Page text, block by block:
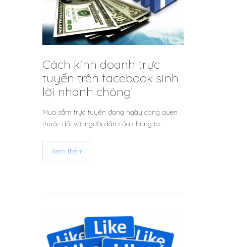
Cách kinh doanh trực
tuyến trên facebook sinh
lời nhanh chóng
Mua sắm trực tuyến đang ngày càng quen
thuộc đối với người dân của chúng ta.…
Xem thêm